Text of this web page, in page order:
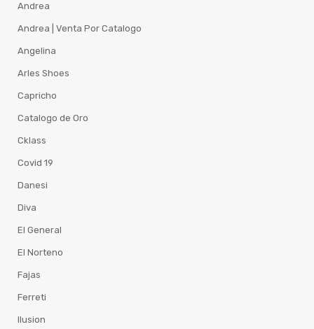
Andrea
Andrea | Venta Por Catalogo
Angelina
Arles Shoes
Capricho
Catalogo de Oro
Cklass
Covid 19
Danesi
Diva
El General
El Norteno
Fajas
Ferreti
Ilusion